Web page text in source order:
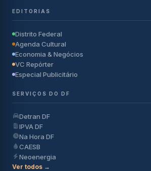
EDITORIAS
Distrito Federal
Agenda Cultural
Economia & Negócios
VC Repórter
Especial Publicitário
SERVIÇOS DO DF
Detran DF
IPVA DF
Na Hora DF
CAESB
Neoenergia
Ver todos →